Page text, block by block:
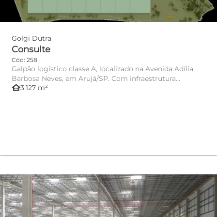
Golgi Dutra
Consulte
Cód: 258
Galpão logístico classe A, localizado na Avenida Adília
Barbosa Neves, em Arujá/SP. Com infraestrutura
moderna e módul...
other_houses3.127 m²